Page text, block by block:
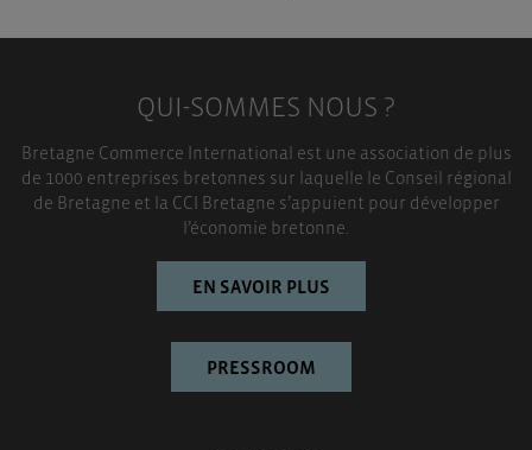
QUI-SOMMES NOUS ?
Bretagne Commerce International est une association de plus
de 1000 entreprises bretonnes sur laquelle le Conseil régional
de Bretagne et la CCI Bretagne s’appuient pour développer
l’économie bretonne.
EN SAVOIR PLUS
PRESSROOM